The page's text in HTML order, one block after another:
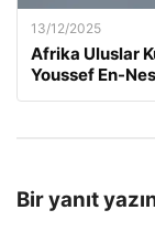
13/12/2025
Afrika Uluslar
Youssef En-
Bir yanıt